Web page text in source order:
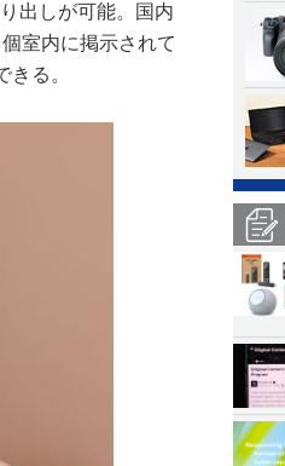
出しが可能。国内
室内に掲示されて
る。